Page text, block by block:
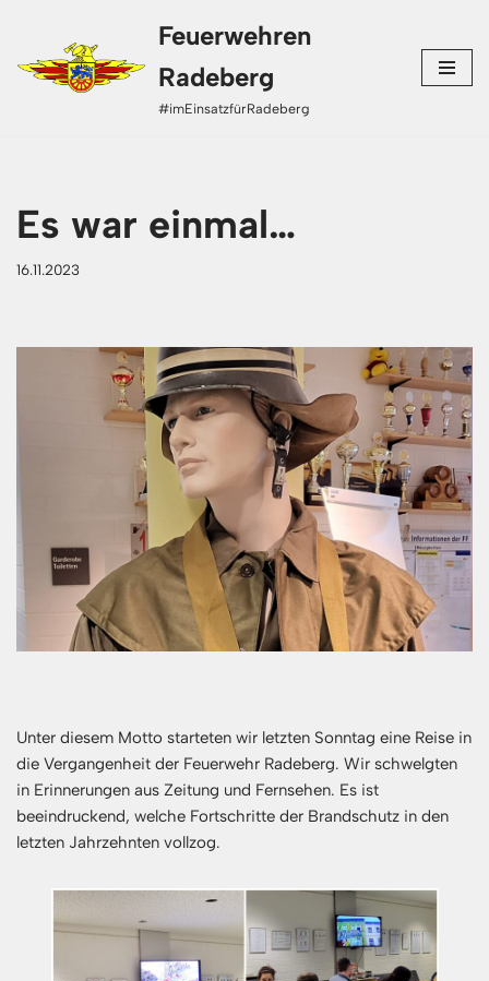
Zum
Inhalt
Feuerwehren
Radeberg
#imEinsatzfürRadeberg
Es war einmal…
16.11.2023
Unter diesem Motto starteten wir letzten Sonntag eine Reise in
die Vergangenheit der Feuerwehr Radeberg. Wir schwelgten
in Erinnerungen aus Zeitung und Fernsehen. Es ist
beeindruckend, welche Fortschritte der Brandschutz in den
letzten Jahrzehnten vollzog.